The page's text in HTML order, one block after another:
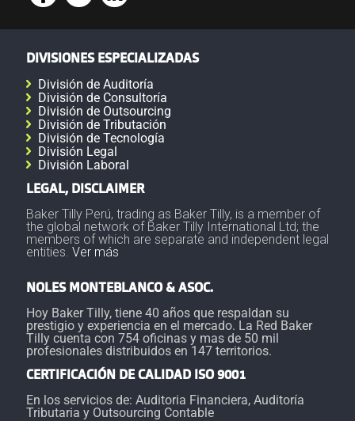
DIVISIONES ESPECIALIZADAS
División de Auditoría
División de Consultoría
División de Outsourcing
División de Tributación
División de Tecnología
División Legal
División Laboral
LEGAL, DISCLAIMER
Baker Tilly Perú, trading as Baker Tilly, is a member of
the global network of Baker Tilly International Ltd; the
members of which are separate and independent legal
entities. Ver más
NOLES MONTEBLANCO & ASOC.
Hoy Baker Tilly, tiene 40 años que respaldan su
prestigio y experiencia en el mercado. La Red Baker
Tilly cuenta con 754 oficinas y mas de 50 mil
profesionales distribuidos en 147 territorios.
CERTIFICACIÓN DE CALIDAD ISO 9001
En los servicios de: Auditoria Financiera, Auditoría
Tributaria y Outsourcing Contable